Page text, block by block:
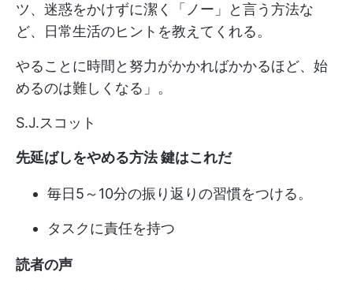
ツ、迷惑をかけずに潔く「ノー」と言う方法な
ど、日常生活のヒントを教えてくれる。
やることに時間と努力がかかればかかるほど、始
めるのは難しくなる」。
S.J.スコット
先延ばしをやめる方法 鍵はこれだ
毎日5～10分の振り返りの習慣をつける。
タスクに責任を持つ
読者の声